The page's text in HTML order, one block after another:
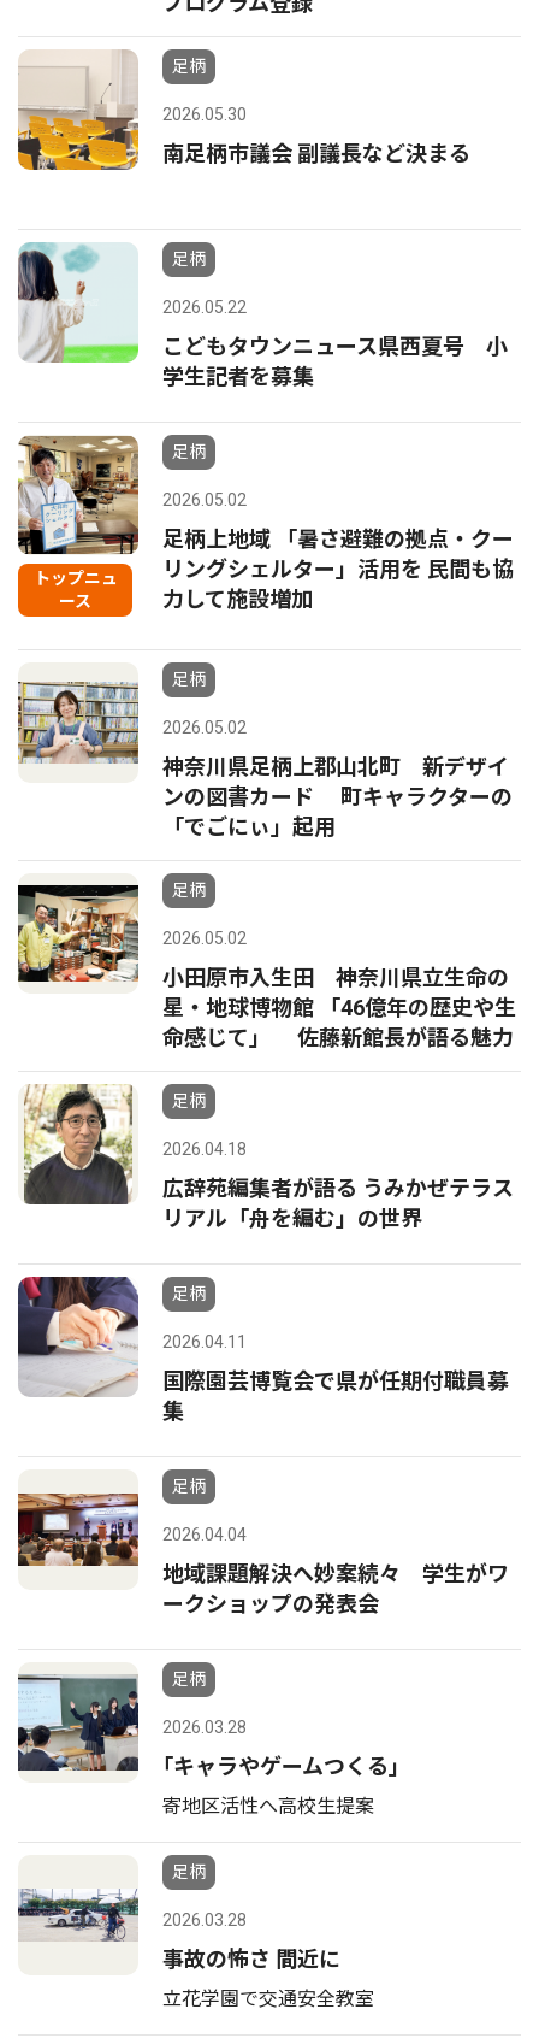
足柄
2026.05.30
南足柄市議会 副議長など決まる
足柄
2026.05.22
こどもタウンニュース県西夏号 小
学生記者を募集
トップニュ
ース
足柄
2026.05.02
足柄上地域 「暑さ避難の拠点・クー
リングシェルター」活用を 民間も協
力して施設増加
足柄
2026.05.02
神奈川県足柄上郡山北町 新デザイ
ンの図書カード 町キャラクターの
「でごにぃ」起用
足柄
2026.05.02
小田原市入生田 神奈川県立生命の
星・地球博物館 「46億年の歴史や生
命感じて」 佐藤新館長が語る魅力
足柄
2026.04.18
広辞苑編集者が語る うみかぜテラス
リアル「舟を編む」の世界
足柄
2026.04.11
国際園芸博覧会で県が任期付職員募
集
足柄
2026.04.04
地域課題解決へ妙案続々 学生がワ
ークショップの発表会
足柄
2026.03.28
｢キャラやゲームつくる｣
寄地区活性へ高校生提案
足柄
2026.03.28
事故の怖さ 間近に
立花学園で交通安全教室